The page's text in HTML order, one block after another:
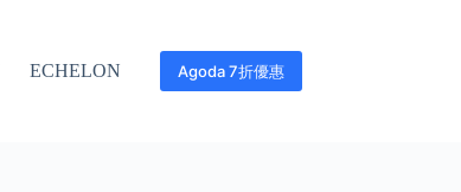
ECHELON Agoda 7折優惠